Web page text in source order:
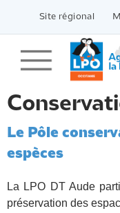
contenu
Site régional
Le Pôle
espèces
La LPO DT Aude
préservation des